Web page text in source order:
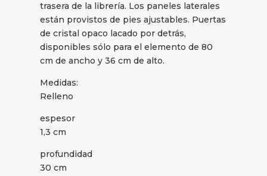
trasera de la librería. Los paneles laterales
están provistos de pies ajustables. Puertas
de cristal opaco lacado por detrás,
disponibles sólo para el elemento de 80
cm de ancho y 36 cm de alto.
Medidas:
Relleno
espesor
1,3 cm
profundidad
30 cm